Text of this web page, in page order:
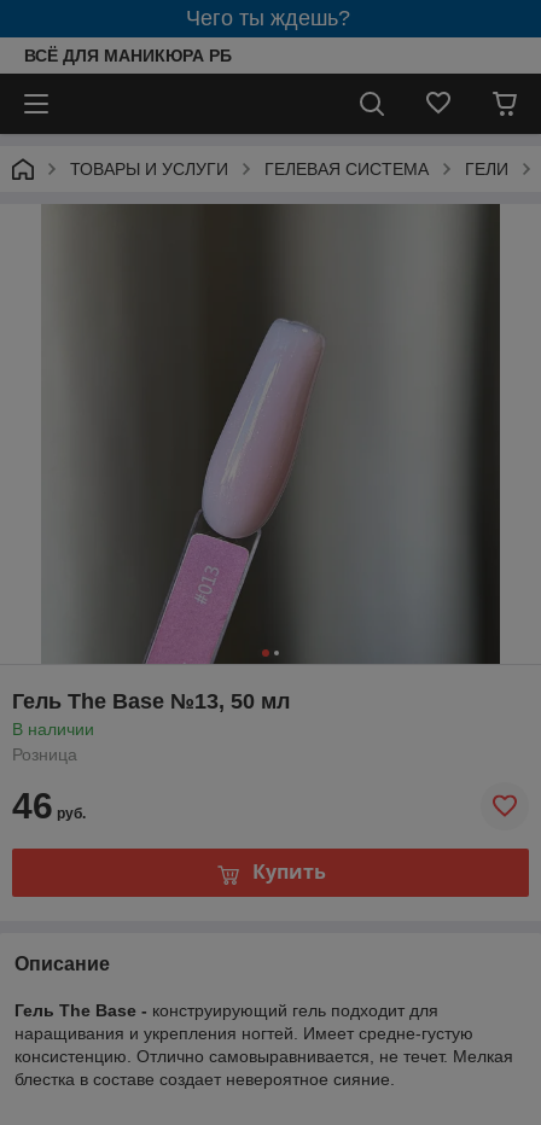
Чего ты ждешь?
ВСЁ ДЛЯ МАНИКЮРА РБ
ТОВАРЫ И УСЛУГИ ГЕЛЕВАЯ СИСТЕМА ГЕЛИ
Гель The Base №13, 50 мл
В наличии
Розница
46 руб.
Купить
Описание
Гель The Base - конструирующий гель подходит для
наращивания и укрепления ногтей. Имеет средне-густую
консистенцию. Отлично самовыравнивается, не течет. Мелкая
блестка в составе создает невероятное сияние.